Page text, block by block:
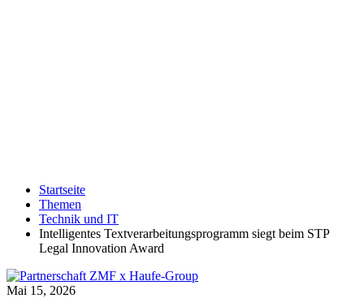
Startseite
Themen
Technik und IT
Intelligentes Textverarbeitungsprogramm siegt beim STP
Legal Innovation Award
Mai 15, 2026